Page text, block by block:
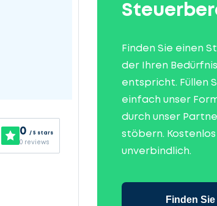
0 / 5 stars
0 reviews
Finden Sie einen
der Ihren
entspricht. Füllen
einfach unser
durch unser
stöbern. Kostenlos
unverbindlich.
Finden